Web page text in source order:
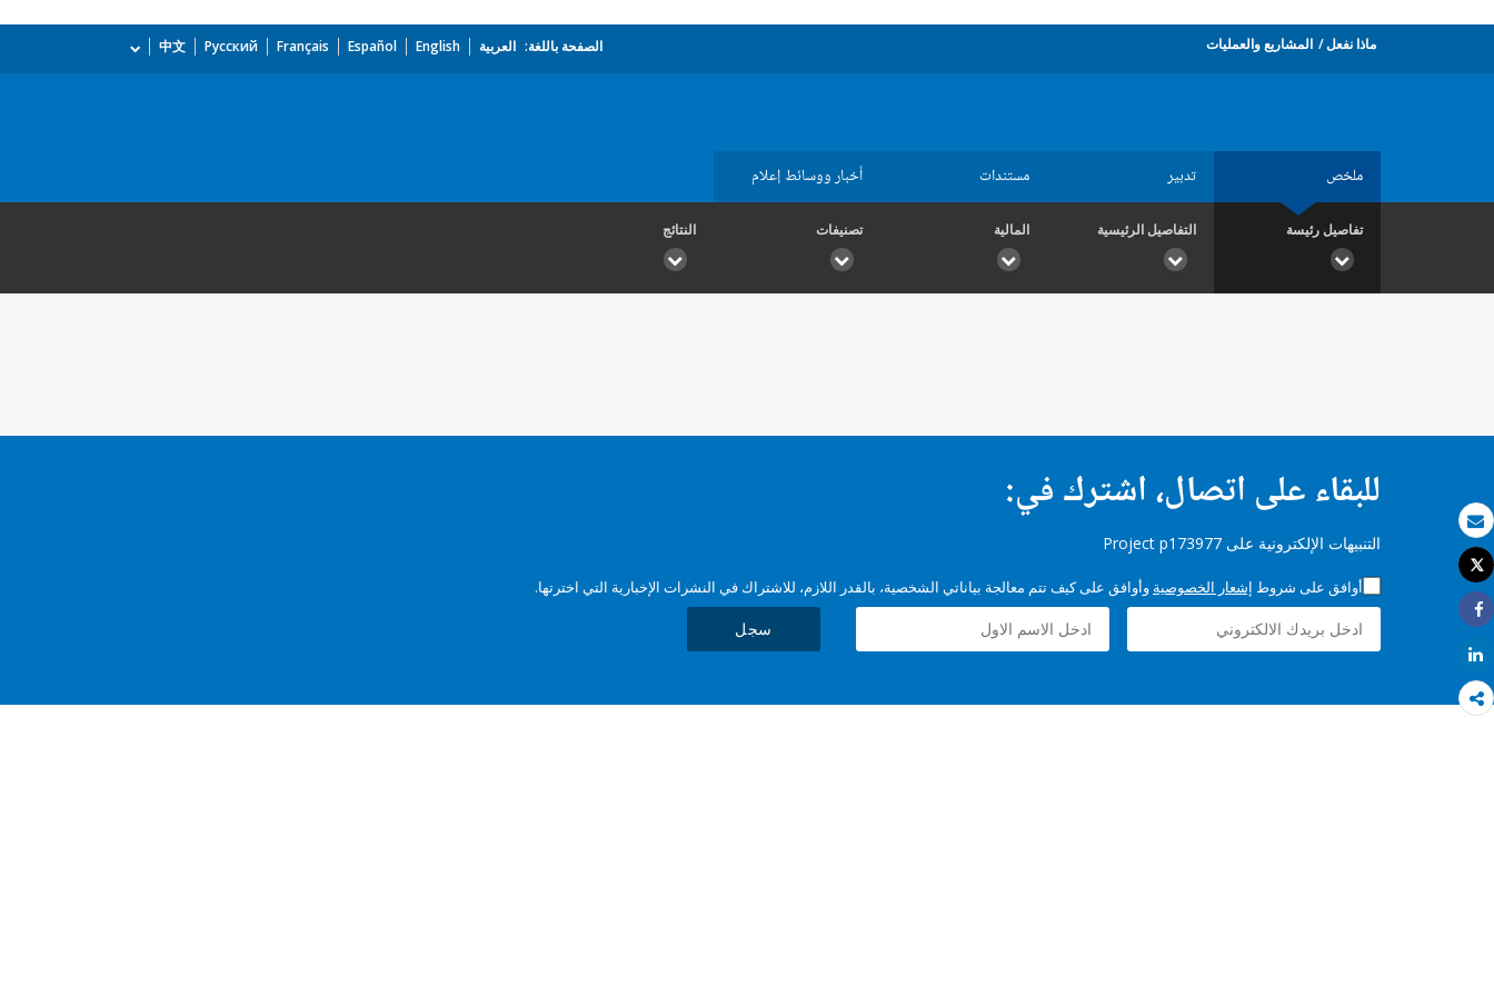
بريد الكتروني
طباعة
Tweet
Share
Share
ماذا نفعل المشاريع والعمليات الصفحة باللغة: العربية English
Español
Français
Русский
中文
ملخص تدبير مستندات أخبار ووسائط إعلام
تفاصيل رئيسة التفاصيل الرئيسية المالية تصنيفات النتائج
للبقاء على اتصال، اشترك في:
التنبيهات الإلكترونية على Project p173977
أوافق على شروط إشعار الخصوصية وأوافق على كيف تتم معالجة بياناتي الشخصية، بالقدر اللازم، للاشتراك في النشرات الإخبارية التي اخترتها.
سجل